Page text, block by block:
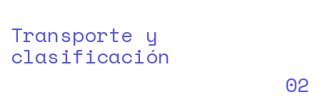
Transporte y
clasificación
02